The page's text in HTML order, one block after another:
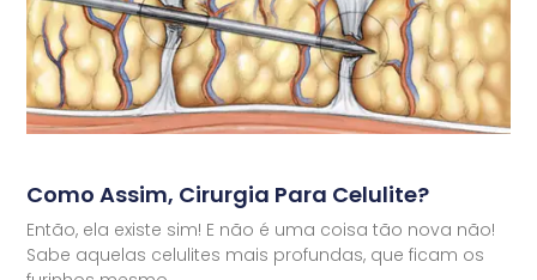
Como Assim, Cirurgia Para Celulite?
Então, ela existe sim! E não é uma coisa tão nova não!
Sabe aquelas celulites mais profundas, que ficam os